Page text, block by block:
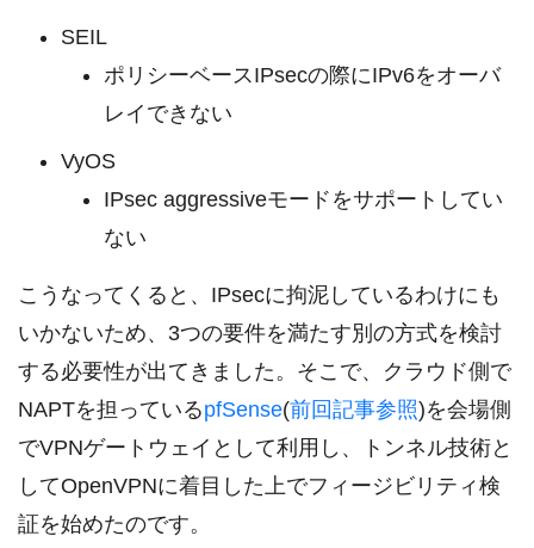
SEIL
ポリシーベースIPsecの際にIPv6をオーバ
レイできない
VyOS
IPsec aggressiveモードをサポートしてい
ない
こうなってくると、IPsecに拘泥しているわけにも
いかないため、3つの要件を満たす別の方式を検討
する必要性が出てきました。そこで、クラウド側で
NAPTを担っているpfSense(前回記事参照)を会場側
でVPNゲートウェイとして利用し、トンネル技術と
してOpenVPNに着目した上でフィージビリティ検
証を始めたのです。